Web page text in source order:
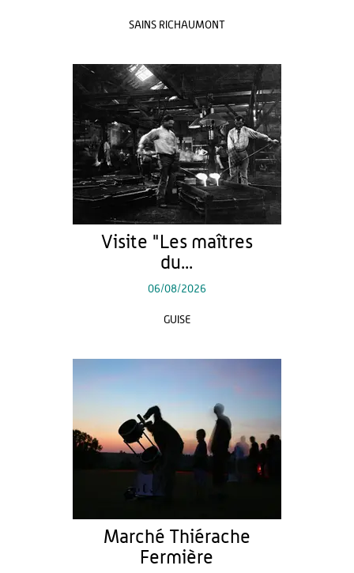
SAINS RICHAUMONT
Visite "Les maîtres
du...
06/08/2026
GUISE
Marché Thiérache
Fermière